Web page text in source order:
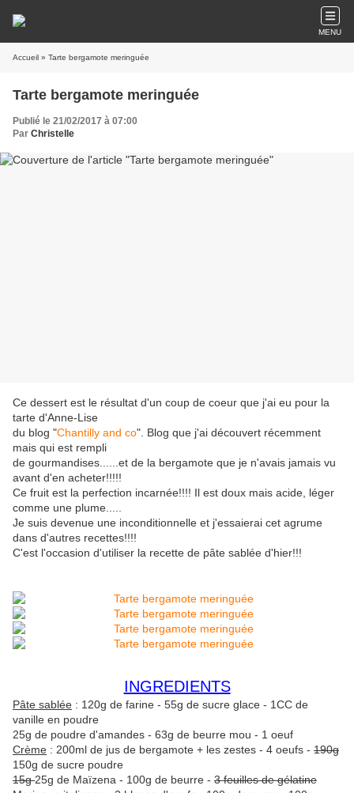
MENU
Accueil » Tarte bergamote meringuée
Tarte bergamote meringuée
Publié le 21/02/2017 à 07:00
Par Christelle
Ce dessert est le résultat d'un coup de coeur que j'ai eu pour la
tarte d'Anne-Lise
du blog "Chantilly and co". Blog que j'ai découvert récemment
mais qui est rempli
de gourmandises......et de la bergamote que je n'avais jamais vu
avant d'en acheter!!!!!
Ce fruit est la perfection incarnée!!!! Il est doux mais acide, léger
comme une plume.....
Je suis devenue une inconditionnelle et j'essaierai cet agrume
dans d'autres recettes!!!!
C'est l'occasion d'utiliser la recette de pâte sablée d'hier!!!
INGREDIENTS
Pâte sablée : 120g de farine - 55g de sucre glace - 1CC de
vanille en poudre
25g de poudre d'amandes - 63g de beurre mou - 1 oeuf
Crème : 200ml de jus de bergamote + les zestes - 4 oeufs - 190g
150g de sucre poudre
15g25g de Maïzena - 100g de beurre - 3 feuilles de gélatine